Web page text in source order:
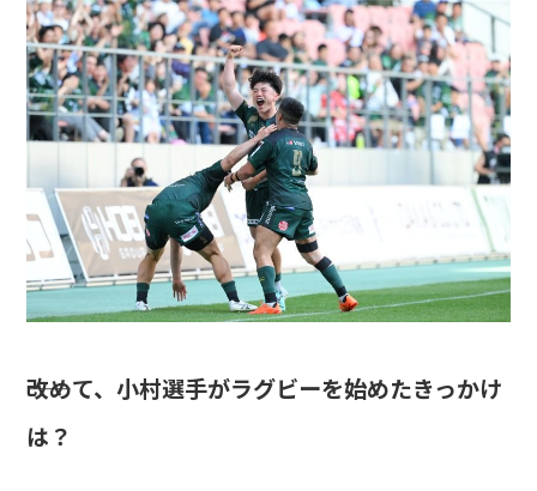
――改めて、小村選手がラグビーを始めたきっかけ
は？